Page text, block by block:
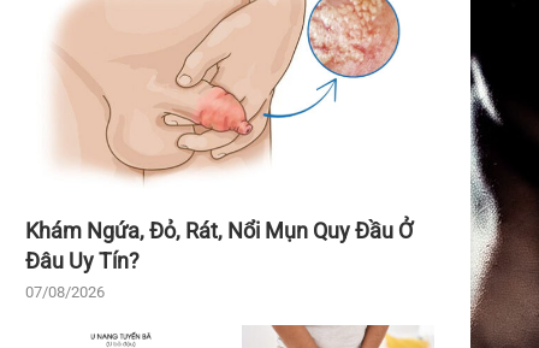
Khám Ngứa, Đỏ, Rát, Nổi Mụn Quy Đầu Ở
Đâu Uy Tín?
07/08/2026